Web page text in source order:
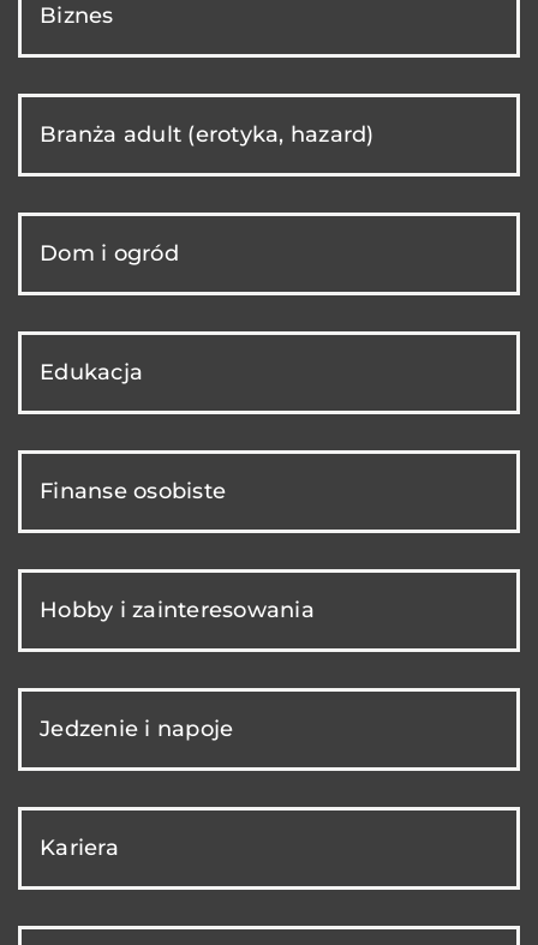
Biznes
Branża adult (erotyka, hazard)
Dom i ogród
Edukacja
Finanse osobiste
Hobby i zainteresowania
Jedzenie i napoje
Kariera